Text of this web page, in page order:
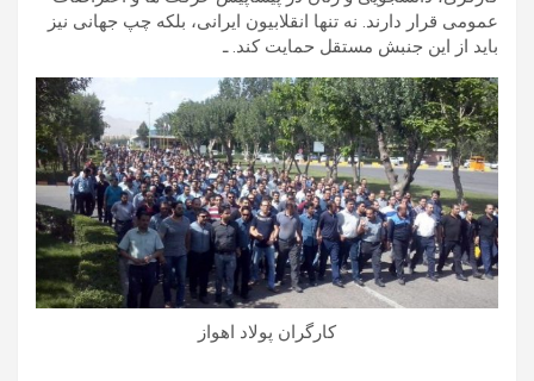
عمومی قرار دارند. نه تنها انقلابیون ایرانی، بلکه چپ جهانی نیز
باید از این جنبش مستقل حمایت کند. ـ
کارگران پولاد اهواز